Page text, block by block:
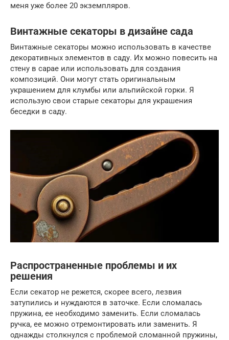
меня уже более 20 экземпляров.
Винтажные секаторы в дизайне сада
Винтажные секаторы можно использовать в качестве
декоративных элементов в саду. Их можно повесить на
стену в сарае или использовать для создания
композиций. Они могут стать оригинальным
украшением для клумбы или альпийской горки. Я
использую свои старые секаторы для украшения
беседки в саду.
Распространенные проблемы и их
решения
Если секатор не режется, скорее всего, лезвия
затупились и нуждаются в заточке. Если сломалась
пружина, ее необходимо заменить. Если сломалась
ручка, ее можно отремонтировать или заменить. Я
однажды столкнулся с проблемой сломанной пружины,